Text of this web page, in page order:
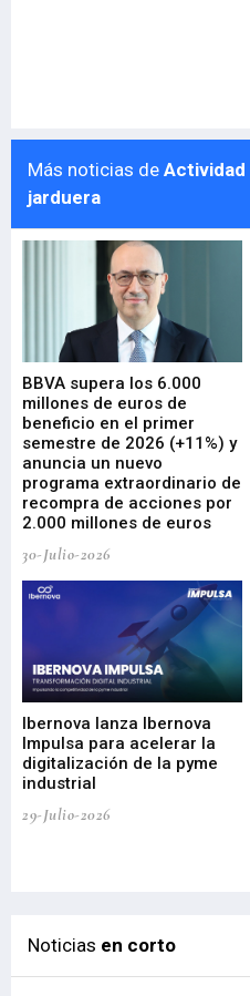
Más noticias de Actividad
jarduera
BBVA supera los 6.000
millones de euros de
beneficio en el primer
semestre de 2026 (+11%) y
anuncia un nuevo
programa extraordinario de
recompra de acciones por
2.000 millones de euros
30-Julio-2026
Ibernova lanza Ibernova
Impulsa para acelerar la
digitalización de la pyme
industrial
29-Julio-2026
Noticias en corto